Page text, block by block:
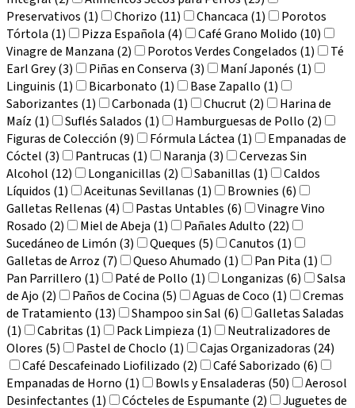
Preservativos (1)
Chorizo (11) Chancaca (1)
Porotos
Tórtola (1)
Pizza Española (4)
Café Grano Molido (10)
Vinagre de Manzana (2)
Porotos Verdes Congelados (1)
Té
Earl Grey (3)
Piñas en Conserva (3)
Maní Japonés (1)
Linguinis (1)
Bicarbonato (1)
Base Zapallo (1)
Saborizantes (1)
Carbonada (1) Chucrut (2)
Harina de
Maíz (1)
Suflés Salados (1)
Hamburguesas de Pollo (2)
Figuras de Colección (9)
Fórmula Láctea (1)
Empanadas de
Cóctel (3)
Pantrucas (1) Naranja (3)
Cervezas Sin
Alcohol (12)
Longanicillas (2) Sabanillas (1)
Caldos
Líquidos (1)
Aceitunas Sevillanas (1)
Brownies (6)
Galletas Rellenas (4)
Pastas Untables (6)
Vinagre Vino
Rosado (2)
Miel de Abeja (1)
Pañales Adulto (22)
Sucedáneo de Limón (3)
Queques (5)
Canutos (1)
Galletas de Arroz (7)
Queso Ahumado (1)
Pan Pita (1)
Pan Parrillero (1)
Paté de Pollo (1) Longanizas (6)
Salsa
de Ajo (2)
Paños de Cocina (5) Aguas de Coco (1)
Cremas
de Tratamiento (13)
Shampoo sin Sal (6)
Galletas Saladas
(1)
Cabritas (1) Pack Limpieza (1)
Neutralizadores de
Olores (5)
Pastel de Choclo (1)
Cajas Organizadoras (24)
Café Descafeinado Liofilizado (2)
Café Saborizado (6)
Empanadas de Horno (1)
Bowls y Ensaladeras (50)
Aerosol
Desinfectantes (1)
Cócteles de Espumante (2)
Juguetes de